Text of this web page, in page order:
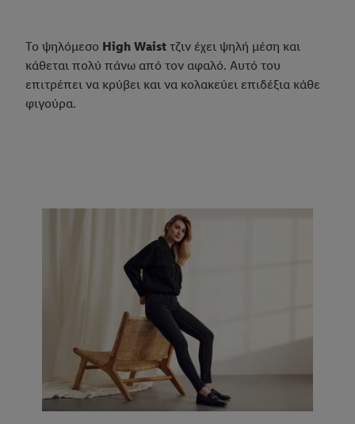
Το ψηλόμεσο High Waist τζιν έχει ψηλή μέση και
κάθεται πολύ πάνω από τον αφαλό. Αυτό του
επιτρέπει να κρύβει και να κολακεύει επιδέξια κάθε
φιγούρα.